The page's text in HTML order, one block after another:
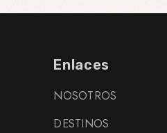
Enlaces
NOSOTROS
DESTINOS